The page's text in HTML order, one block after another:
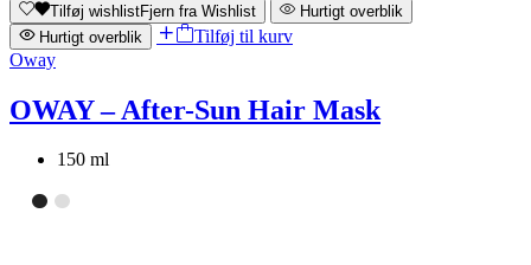
Tilføj wishlistFjern fra Wishlist
Hurtigt overblik
Hurtigt overblik
Tilføj til kurv
Oway
OWAY – After-Sun Hair Mask
150 ml